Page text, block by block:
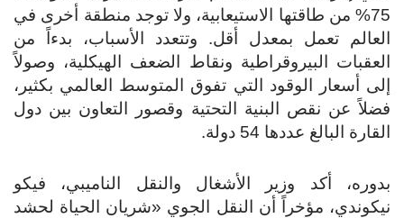
75% من طاقتها الاستيعابية، ولا توجد منطقة أخرى في
العالم تعمل بمعدل أقل. وتتعدد الأسباب، بدءاً من
العقبات البيروقراطية ونقاط الضعف الهيكلية، وصولاً
إلى أسعار الوقود التي تفوق المتوسط ​​العالمي بكثير،
فضلاً عن نقص البنية التحتية وقصور التعاون بين دول
القارة البالغ عددها 54 دولة.
بدوره، أكد وزير الأشغال والنقل الناميبي، فيكو
نيكوندي، مؤخراً أن النقل الجوي «شريان الحياة لحشد